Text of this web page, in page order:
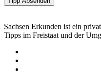
Sachsen Erkunden ist ein
Tipps im Freistaat und der